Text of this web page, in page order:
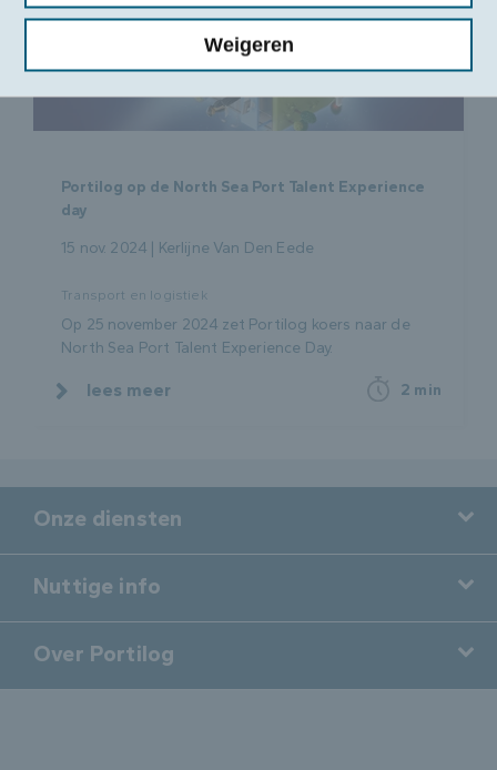
Weigeren
Portilog op de North Sea Port Talent Experience
day
15 nov. 2024 | Kerlijne Van Den Eede
Transport en logistiek
Op 25 november 2024 zet Portilog koers naar de
North Sea Port Talent Experience Day.
lees meer 2 min
Onze diensten
Nuttige info
Over Portilog